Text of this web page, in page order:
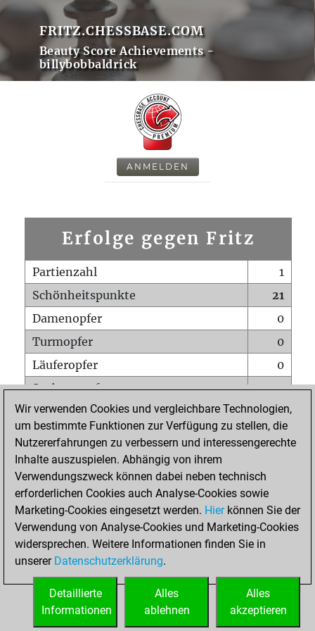
FRITZ.CHESSBASE.COM
Beauty Score Achievements -
billybobbaldrick
ANMELDEN
Erfolge gegen Fritz
Partienzahl
1
Schönheitspunkte
21
Damenopfer
0
Turmopfer
0
Läuferopfer
0
Springeropfer
0
Bauernopfer
1
Matt auf vollem Brett
0
Bauer setzt Matt
Erstickte Matts
Unterverwandlungen
0
Türme auf der siebten
0
STARTSEITE
Wir verwenden Cookies und vergleichbare Technologien,
um bestimmte Funktionen zur Verfügung zu stellen, die
Nutzererfahrungen zu verbessern und interessengerechte
Inhalte auszuspielen. Abhängig von ihrem
Verwendungszweck können dabei neben technisch
erforderlichen Cookies auch Analyse-Cookies sowie
Marketing-Cookies eingesetzt werden. Hierkönnen Sie der
Verwendung von Analyse-Cookies und Marketing-Cookies
widersprechen. Weitere Informationen finden Sie in
unserer Datenschutzerklärung.
Alles
akzeptieren
Alles
ablehnen
Detaillierte
Informationen